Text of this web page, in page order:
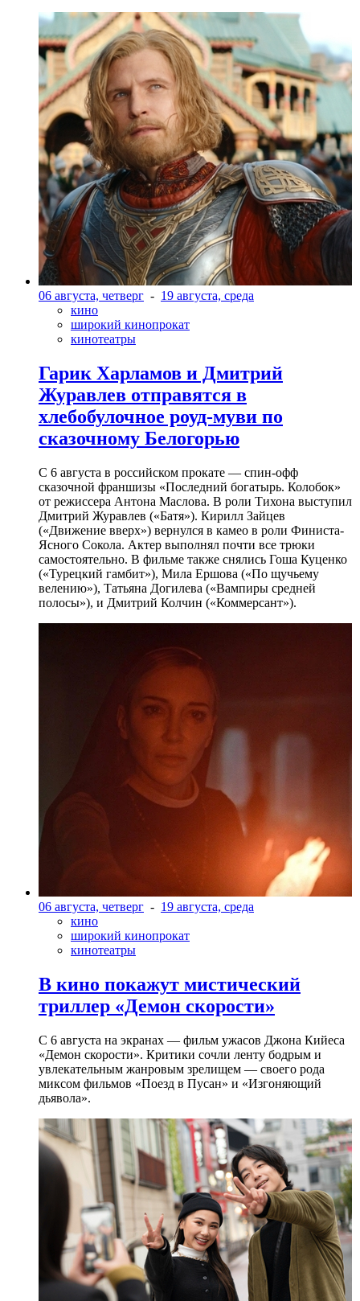
06 августа, четверг - 19 августа, среда
кино
широкий кинопрокат
кинотеатры
Гарик Харламов и Дмитрий
Журавлев отправятся в
хлебобулочное роуд-муви по
сказочному Белогорью
С 6 августа в российском прокате — спин-офф
сказочной франшизы «Последний богатырь. Колобок»
от режиссера Антона Маслова. В роли Тихона выступил
Дмитрий Журавлев («Батя»). Кирилл Зайцев
(«Движение вверх») вернулся в камео в роли Финиста-
Ясного Сокола. Актер выполнял почти все трюки
самостоятельно. В фильме также снялись Гоша Куценко
(«Турецкий гамбит»), Мила Ершова («По щучьему
велению»), Татьяна Догилева («Вампиры средней
полосы»), и Дмитрий Колчин («Коммерсант»).
06 августа, четверг - 19 августа, среда
кино
широкий кинопрокат
кинотеатры
В кино покажут мистический
триллер «Демон скорости»
С 6 августа на экранах — фильм ужасов Джона Кийеса
«Демон скорости». Критики сочли ленту бодрым и
увлекательным жанровым зрелищeм — своего рода
миксом фильмов «Поезд в Пусан» и «Изгоняющий
дьявола».